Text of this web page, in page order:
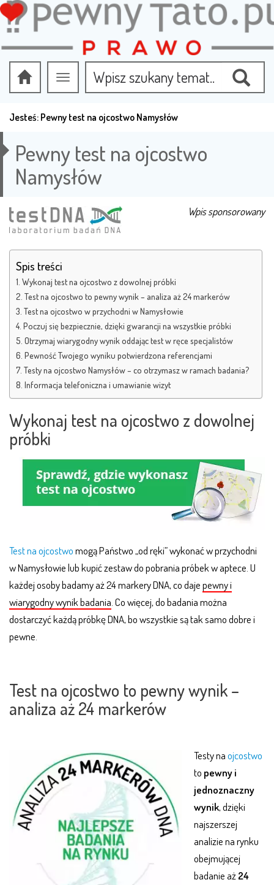
Przełącz
nawigację
Jesteś: Pewny test na ojcostwo Namysłów
Pewny test na ojcostwo
Namysłów
Wpis sponsorowany
Spis treści
Wykonaj test na ojcostwo z dowolnej próbki
Test na ojcostwo to pewny wynik – analiza aż 24 markerów
Test na ojcostwo w przychodni w Namysłowie
Poczuj się bezpiecznie, dzięki gwarancji na wszystkie próbki
Otrzymaj wiarygodny wynik oddając test w ręce specjalistów
Pewność Twojego wyniku potwierdzona referencjami
Testy na ojcostwo Namysłów – co otrzymasz w ramach badania?
Informacja telefoniczna i umawianie wizyt
Wykonaj test na ojcostwo z dowolnej
próbki
Test na ojcostwomogą Państwo „od ręki” wykonać w przychodni
w Namysłowie lub kupić zestaw do pobrania próbek w aptece. U
każdej osoby badamy aż 24 markery DNA, co dajepewny i
wiarygodny wynik badania . Co więcej, do badania można
dostarczyć każdą próbkę DNA, bo wszystkie są tak samo dobre i
pewne.
Test na ojcostwo to pewny wynik –
analiza aż 24 markerów
Testy naojcostwo
to pewny i
jednoznaczny
wynik, dzięki
najszerszej
analizie na rynku
obejmującej
badanie aż24